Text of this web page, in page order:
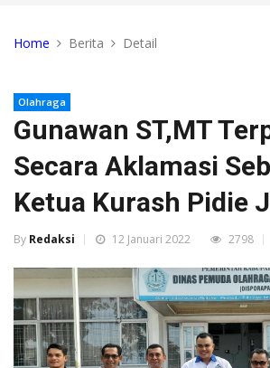
Home Berita Detail
Olahraga
Gunawan ST,MT
Secara Aklamasi
Ketua Kurash Pidie
By Redaksi 12 Januari 2022 2798